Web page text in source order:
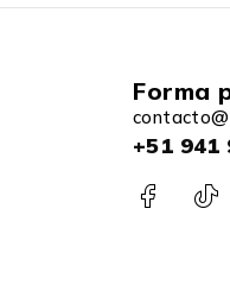
Forma
+51 941